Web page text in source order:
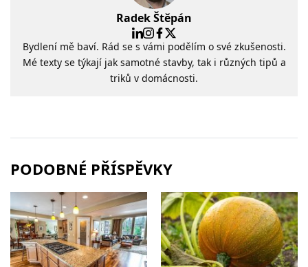
Radek Štěpán
Bydlení mě baví. Rád se s vámi podělím o své zkušenosti.
Mé texty se týkají jak samotné stavby, tak i různých tipů a
triků v domácnosti.
PODOBNÉ PŘÍSPĚVKY